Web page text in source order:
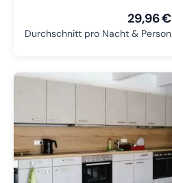
29,96 €
Durchschnitt pro Nacht & Person